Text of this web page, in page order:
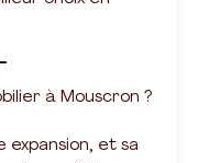
à Mouscron ?
expansion, et sa